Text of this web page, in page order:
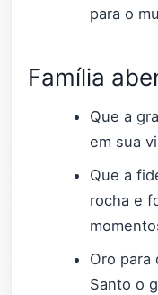
para o
Família
Que a
em sua
Que a
rocha e
Oro para
Santo o